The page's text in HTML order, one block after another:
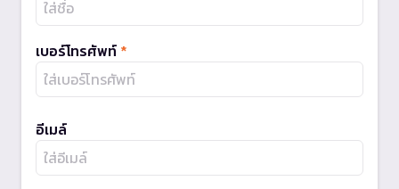
เบอร์โทรศัพท์ *
อีเมล์